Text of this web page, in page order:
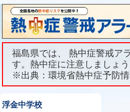
福島県では、 熱中症警戒ア
す。熱中症に注意しましょう
※出典：環境省熱中症予防情
浮金中学校